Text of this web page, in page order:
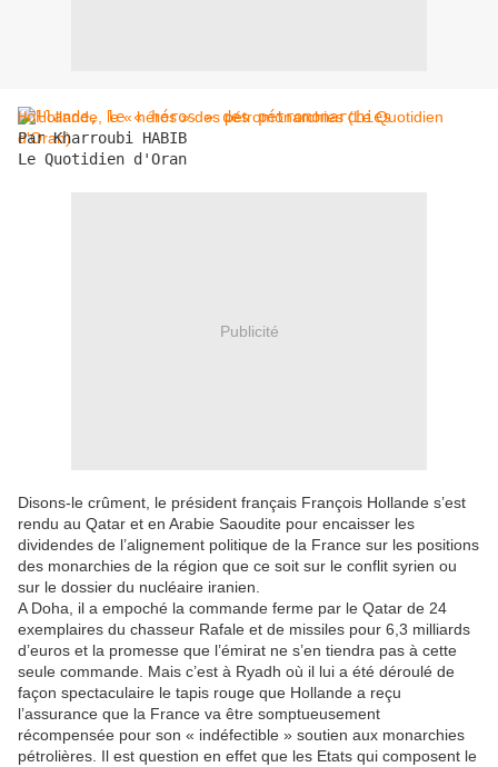
Hollande, le « héros » des pétromonarchies
Par Kharroubi HABIB
Le Quotidien d'Oran
Publicité
Disons-le crûment, le président français François Hollande s’est
rendu au Qatar et en Arabie Saoudite pour encaisser les
dividendes de l’alignement politique de la France sur les positions
des monarchies de la région que ce soit sur le conflit syrien ou
sur le dossier du nucléaire iranien.
A Doha, il a empoché la commande ferme par le Qatar de 24
exemplaires du chasseur Rafale et de missiles pour 6,3 milliards
d’euros et la promesse que l’émirat ne s’en tiendra pas à cette
seule commande. Mais c’est à Ryadh où il lui a été déroulé de
façon spectaculaire le tapis rouge que Hollande a reçu
l’assurance que la France va être somptueusement
récompensée pour son « indéfectible » soutien aux monarchies
pétrolières. Il est question en effet que les Etats qui composent le